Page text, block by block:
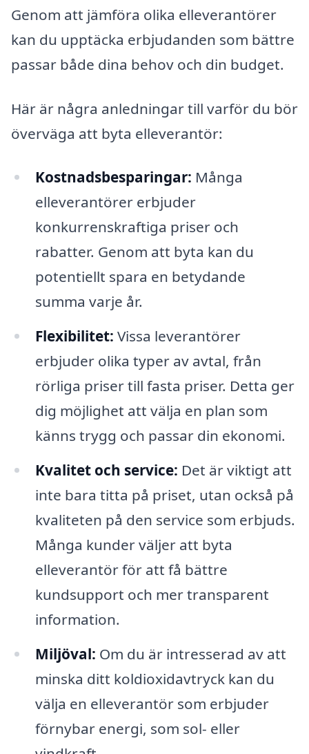
Genom att jämföra olika elleverantörer
kan du upptäcka erbjudanden som bättre
passar både dina behov och din budget.
Här är några anledningar till varför du bör
överväga att byta elleverantör:
Kostnadsbesparingar: Många
elleverantörer erbjuder
konkurrenskraftiga priser och
rabatter. Genom att byta kan du
potentiellt spara en betydande
summa varje år.
Flexibilitet: Vissa leverantörer
erbjuder olika typer av avtal, från
rörliga priser till fasta priser. Detta ger
dig möjlighet att välja en plan som
känns trygg och passar din ekonomi.
Kvalitet och service: Det är viktigt att
inte bara titta på priset, utan också på
kvaliteten på den service som erbjuds.
Många kunder väljer att byta
elleverantör för att få bättre
kundsupport och mer transparent
information.
Miljöval: Om du är intresserad av att
minska ditt koldioxidavtryck kan du
välja en elleverantör som erbjuder
förnybar energi, som sol- eller